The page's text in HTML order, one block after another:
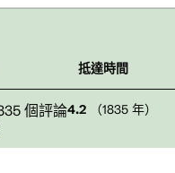
抵達時間
4.2 （1835 年）